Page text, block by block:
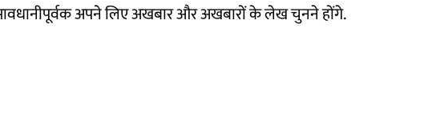
अपने लिए अखबार और अखबारों के लेख चुनने होंगे.